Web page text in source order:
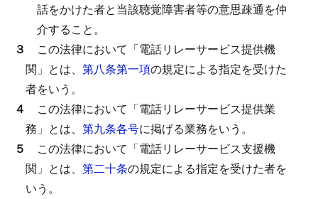
話をかけた者と当該聴覚障害者等の意思疎通を仲
介すること。
３ この法律において「電話リレーサービス提供機
関」とは、 第八条第一項の規定による指定を受けた
者をいう。
４ この法律において「電話リレーサービス提供業
務」とは、 第九条各号に掲げる業務をいう。
５ この法律において「電話リレーサービス支援機
関」とは、 第二十条の規定による指定を受けた者を
いう。